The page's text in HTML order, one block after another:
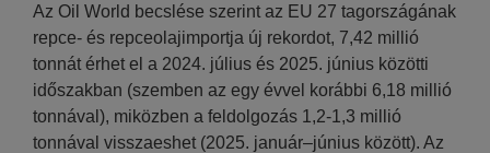
Az Oil World becslése szerint az EU 27 tagországának
repce- és repceolajimportja új rekordot, 7,42 millió
tonnát érhet el a 2024. július és 2025. június közötti
időszakban (szemben az egy évvel korábbi 6,18 millió
tonnával), miközben a feldolgozás 1,2-1,3 millió
tonnával visszaeshet (2025. január–június között). Az